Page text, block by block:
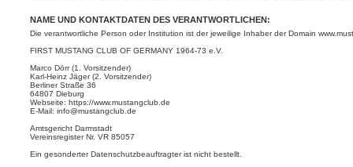
NAME UND KONTAKTDATEN DES VERANTWORTLICHEN:
Die verantwortliche Person oder Institution ist der jeweilige Inhaber der Domain
FIRST MUSTANG CLUB OF GERMANY 1964-73 e.V.
Marco Dörr (1. Vorsitzender)
Karl-Heinz Jäger (2. Vorsitzender)
Berliner Straße 36
64807 Dieburg
Webseite: https://www.mustangclub.de
E-Mail: info@mustangclub.de
Amtsgericht Darmstadt
Vereinsregister Nr. VR 85057
Ein gesonderter Datenschutzbeauftragter ist nicht bestellt.